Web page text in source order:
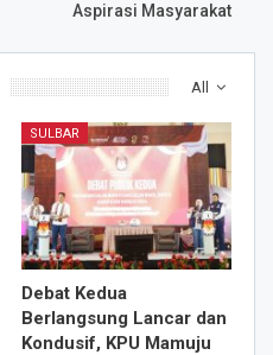
Aspirasi Masyarakat
All
SULBAR
Debat Kedua
Berlangsung Lancar dan
Kondusif, KPU Mamuju